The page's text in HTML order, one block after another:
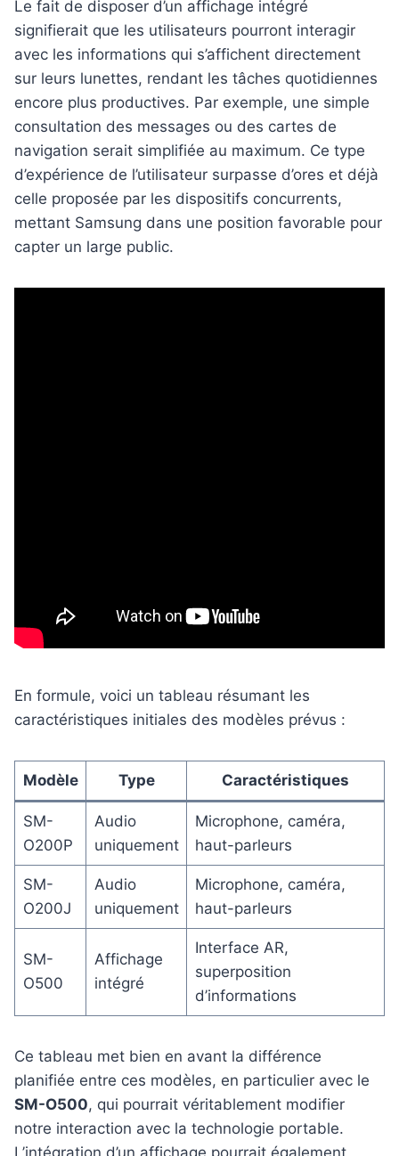
Le fait de disposer d’un affichage intégré
signifierait que les utilisateurs pourront interagir
avec les informations qui s’affichent directement
sur leurs lunettes, rendant les tâches quotidiennes
encore plus productives. Par exemple, une simple
consultation des messages ou des cartes de
navigation serait simplifiée au maximum. Ce type
d’expérience de l’utilisateur surpasse d’ores et déjà
celle proposée par les dispositifs concurrents,
mettant Samsung dans une position favorable pour
capter un large public.
En formule, voici un tableau résumant les
caractéristiques initiales des modèles prévus :
Modèle Type Caractéristiques
SM-
O200P
Audio
uniquement
Microphone, caméra,
haut-parleurs
SM-
O200J
Audio
uniquement
Microphone, caméra,
haut-parleurs
SM-
O500
Affichage
intégré
Interface AR,
superposition
d’informations
Ce tableau met bien en avant la différence
planifiée entre ces modèles, en particulier avec le
SM-O500, qui pourrait véritablement modifier
notre interaction avec la technologie portable.
L’intégration d’un affichage pourrait également